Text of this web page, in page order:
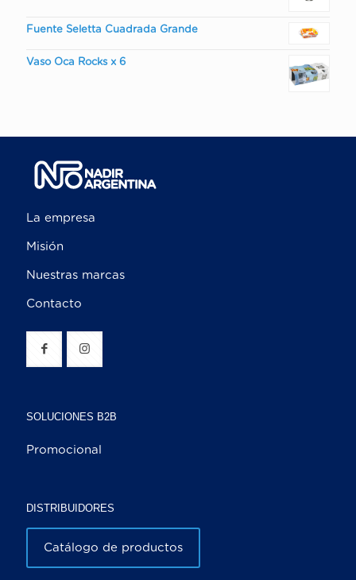
Fuente Seletta Cuadrada Grande
Vaso Oca Rocks x 6
La empresa
Misión
Nuestras marcas
Contacto
SOLUCIONES B2B
Promocional
DISTRIBUIDORES
Catálogo de productos